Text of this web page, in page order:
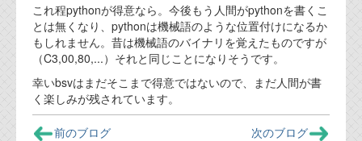
これ程pythonが得意なら。今後もう人間がpythonを書くこ
とは無くなり、pythonは機械語のような位置付けになるか
もしれません。昔は機械語のバイナリを覚えたものですが
（C3,00,80,...）それと同じことになりそうです。
幸いbsvはまだそこまで得意ではないので、まだ人間が書
く楽しみが残されています。
前のブログ
次のブログ